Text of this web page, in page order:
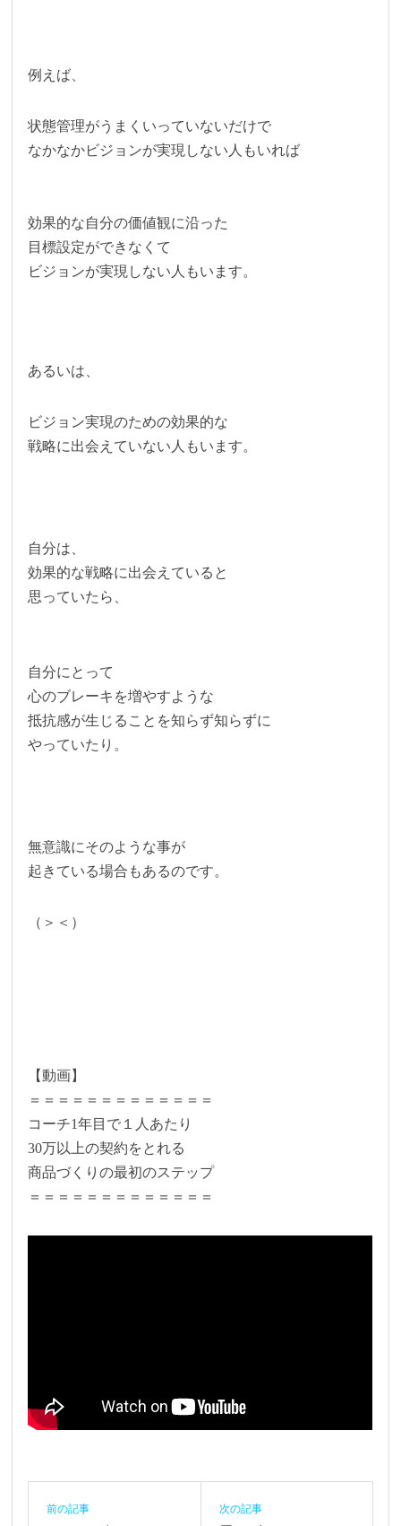
例えば、
状態管理がうまくいっていないだけで
なかなかビジョンが実現しない人もいれば
効果的な自分の価値観に沿った
目標設定ができなくて
ビジョンが実現しない人もいます。
あるいは、
ビジョン実現のための効果的な
戦略に出会えていない人もいます。
自分は、
効果的な戦略に出会えていると
思っていたら、
自分にとって
心のブレーキを増やすような
抵抗感が生じることを知らず知らずに
やっていたり。
無意識にそのような事が
起きている場合もあるのです。
（＞＜）
【動画】
＝＝＝＝＝＝＝＝＝＝＝＝＝
コーチ1年目で１人あたり
30万以上の契約をとれる
商品づくりの最初のステップ
＝＝＝＝＝＝＝＝＝＝＝＝＝
前の記事 次の記事